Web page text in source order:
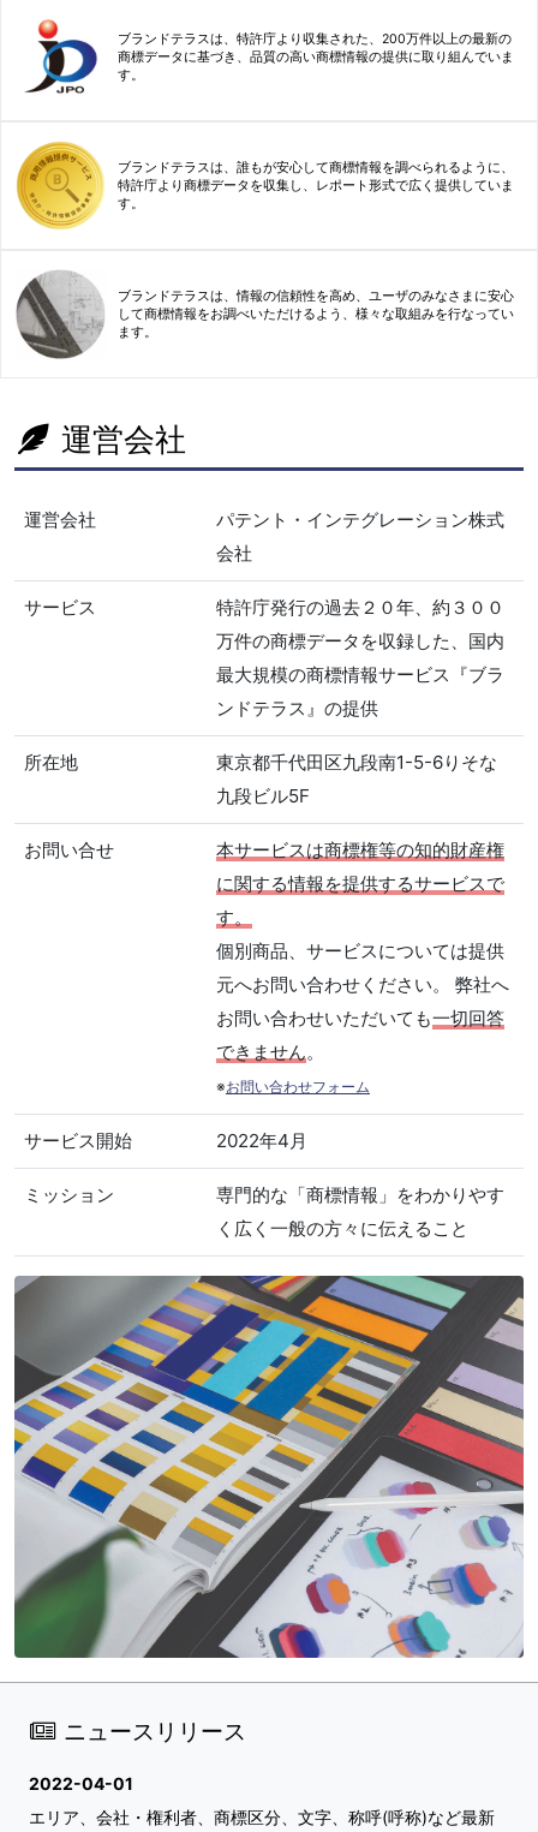
ブランドテラスは、特許庁より収集された、200万件以上の最新の
商標データに基づき、品質の高い商標情報の提供に取り組んでいま
す。
ブランドテラスは、誰もが安心して商標情報を調べられるように、
特許庁より商標データを収集し、レポート形式で広く提供していま
す。
ブランドテラスは、情報の信頼性を高め、ユーザのみなさまに安心
して商標情報をお調べいただけるよう、様々な取組みを行なってい
ます。
運営会社
運営会社
パテント・インテグレーション株式
会社
サービス
特許庁発行の過去２０年、約３００
万件の商標データを収録した、国内
最大規模の商標情報サービス『ブラ
ンドテラス』の提供
所在地
東京都千代田区九段南1-5-6りそな
九段ビル5F
お問い合せ
本サービスは商標権等の知的財産権
に関する情報を提供するサービスで
す。
個別商品、サービスについては提供
元へお問い合わせください。 弊社へ
お問い合わせいただいても一切回答
できません。
※お問い合わせフォーム
サービス開始 2022年4月
ミッション
専門的な「商標情報」をわかりやす
く広く一般の方々に伝えること
ニュースリリース
2022-04-01
エリア、会社・権利者、商標区分、文字、称呼(呼称)など最新